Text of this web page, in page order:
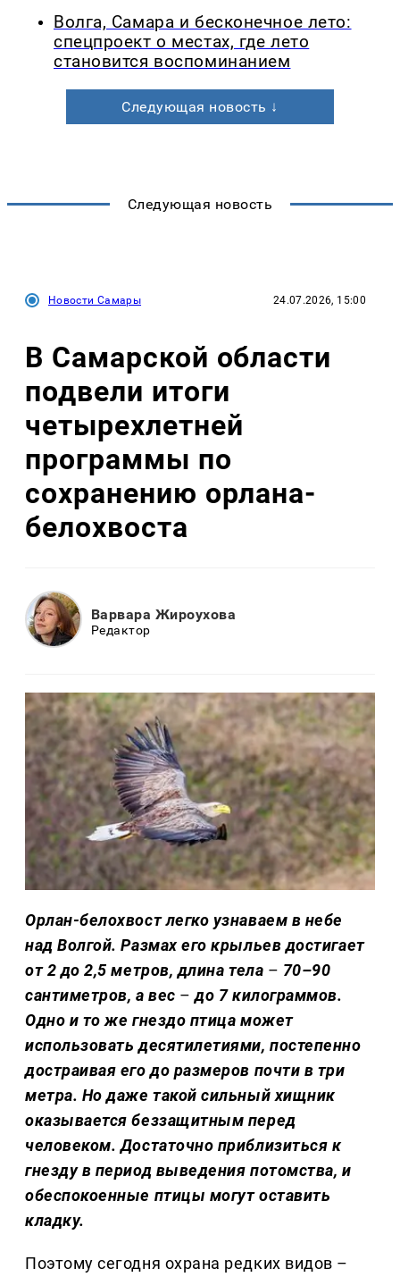
Волга, Самара и бесконечное лето:
спецпроект о местах, где лето
становится воспоминанием
Следующая новость ↓
Следующая новость
Новости Самары 24.07.2026, 15:00
В Самарской области
подвели итоги
четырехлетней
программы по
сохранению орлана-
белохвоста
Варвара Жироухова
Редактор
Орлан-белохвост легко узнаваем в небе
над Волгой. Размах его крыльев достигает
от 2 до 2,5 метров, длина тела – 70–90
сантиметров, а вес – до 7 килограммов.
Одно и то же гнездо птица может
использовать десятилетиями, постепенно
достраивая его до размеров почти в три
метра. Но даже такой сильный хищник
оказывается беззащитным перед
человеком. Достаточно приблизиться к
гнезду в период выведения потомства, и
обеспокоенные птицы могут оставить
кладку.
Поэтому сегодня охрана редких видов –